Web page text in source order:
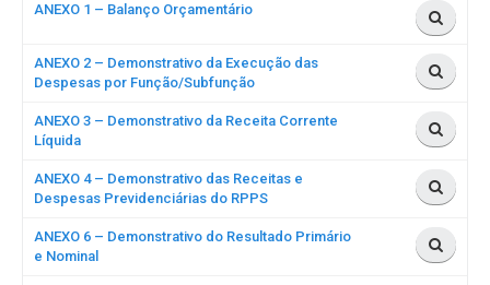
ANEXO 1 – Balanço Orçamentário
ANEXO 2 – Demonstrativo da Execução das
Despesas por Função/Subfunção
ANEXO 3 – Demonstrativo da Receita Corrente
Líquida
ANEXO 4 – Demonstrativo das Receitas e
Despesas Previdenciárias do RPPS
ANEXO 6 – Demonstrativo do Resultado Primário
e Nominal